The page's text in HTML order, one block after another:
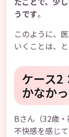
うです。
このように、
いくことは、
ケース2
かなか
Bさん（32歳
不快感を感じて